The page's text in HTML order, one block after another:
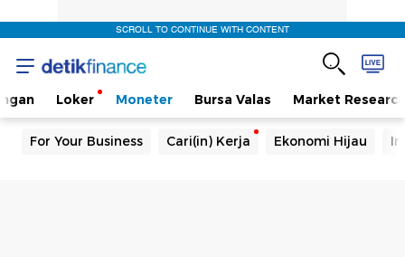
SCROLL TO CONTINUE WITH CONTENT
Loker Moneter Bursa Valas Market Research
For Your Business Cari(in) Kerja Ekonomi Hijau